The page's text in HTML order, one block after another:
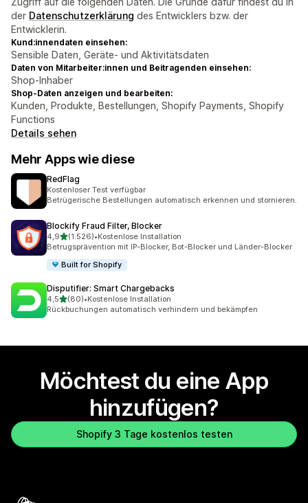
der Datenschutzerklärung des Entwicklers bzw. der
Entwicklerin.
Kund:innendaten einsehen:
Sensible Daten, Geräte- und Aktivitätsdaten
Daten von Mitarbeiter:innen und Beitragenden einsehen:
Shop-Inhaber
Shop-Daten anzeigen und bearbeiten:
Kunden, Produkte, Bestellungen, Shopify Payments, Shopify
Functions
Details sehen
Mehr Apps wie diese
RedFlag
Kostenloser Test verfügbar
Betrügerische Bestellungen automatisch erkennen und stornieren.
Blockify Fraud Filter, Blocker
4,9von 5 Sternen
(1.526)
1526 Rezensionen insgesamt
•Kostenlose Installation
Betrugsprävention mit IP-Blocker, Bot-Blocker und Länder-Blocker
Built for Shopify
Disputifier: Smart Chargebacks
4,5von 5 Sternen
(80)
80 Rezensionen insgesamt
•Kostenlose Installation
Rückbuchungen automatisch verhindern und bekämpfen
Möchtest du eine App
hinzufügen?
Shopify 3 Tage kostenlos testen